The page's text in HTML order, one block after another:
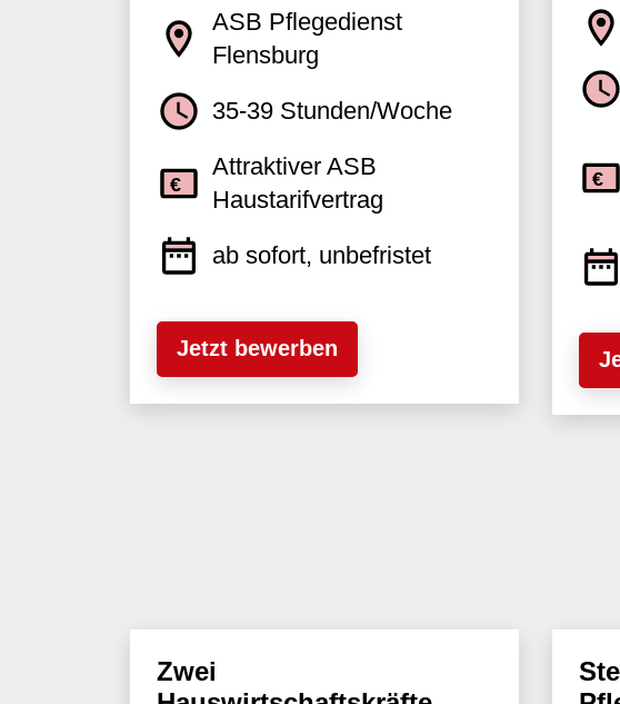
ASB Pflegedienst
Flensburg
35-39 Stunden/Woche
Attraktiver ASB
Haustarifvertrag
ab sofort, unbefristet
Jetzt bewerben
Zwei